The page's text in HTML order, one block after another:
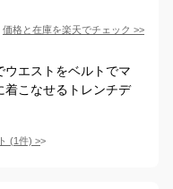
価格と在庫を楽天でチェック >>
ウエストをベルトでマ
着こなせるトレンチデ
(1件) >